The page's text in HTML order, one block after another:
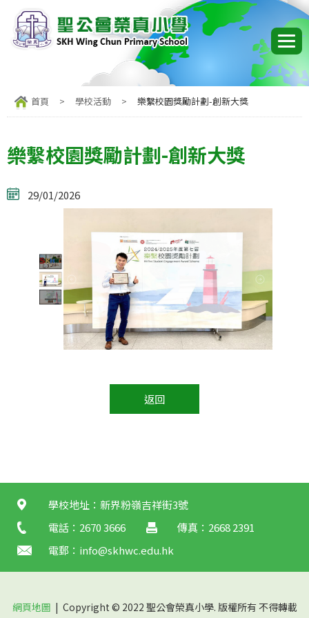
首頁 > 學校活動 > 樂繫校園獎勵計劃-創新大獎
樂繫校園獎勵計劃-創新大獎
29/01/2026
返回
學校地址：新界粉嶺吉祥街3號
電話：2670 3666
傳真：2668 2391
電郵： info@skhwc.edu.hk
網頁地圖 | Copyright © 2022 聖公會榮真小學. 版權所有 不得轉載